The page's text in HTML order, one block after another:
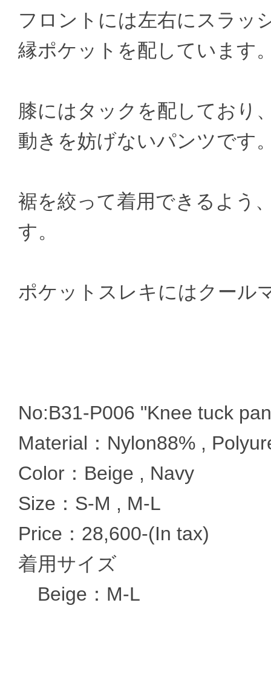
フロントには左右にスラッ
縁ポケットを配しています
膝にはタックを配しており
動きを妨げないパンツです
裾を絞って着用できるよう
す。
ポケットスレキにはクール
No:B31-P006 "Knee tuck
Material：Nylon88% ,
Color：Beige , Navy
Size：S-M , M-L
Price：28,600-(In tax)
着用サイズ
Beige：M-L